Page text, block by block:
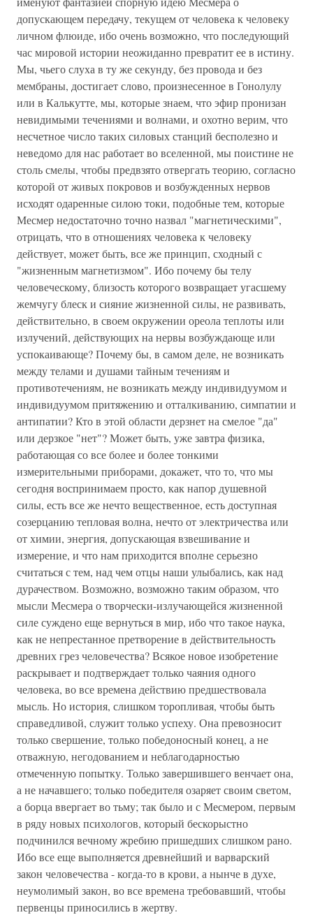
допускающем передачу, текущем от человека к человеку
личном флюиде, ибо очень возможно, что последующий
час мировой истории неожиданно превратит ее в истину.
Мы, чьего слуха в ту же секунду, без провода и без
мембраны, достигает слово, произнесенное в Гонолулу
или в Калькутте, мы, которые знаем, что эфир пронизан
невидимыми течениями и волнами, и охотно верим, что
несчетное число таких силовых станций бесполезно и
неведомо для нас работает во вселенной, мы поистине не
столь смелы, чтобы предвзято отвергать теорию, согласно
которой от живых покровов и возбужденных нервов
исходят одаренные силою токи, подобные тем, которые
Месмер недостаточно точно назвал "магнетическими",
отрицать, что в отношениях человека к человеку
действует, может быть, все же принцип, сходный с
"жизненным магнетизмом". Ибо почему бы телу
человеческому, близость которого возвращает угасшему
жемчугу блеск и сияние жизненной силы, не развивать,
действительно, в своем окружении ореола теплоты или
излучений, действующих на нервы возбуждающе или
успокаивающе? Почему бы, в самом деле, не возникать
между телами и душами тайным течениям и
противотечениям, не возникать между индивидуумом и
индивидуумом притяжению и отталкиванию, симпатии и
антипатии? Кто в этой области дерзнет на смелое "да"
или дерзкое "нет"? Может быть, уже завтра физика,
работающая со все более и более тонкими
измерительными приборами, докажет, что то, что мы
сегодня воспринимаем просто, как напор душевной
силы, есть все же нечто вещественное, есть доступная
созерцанию тепловая волна, нечто от электричества или
от химии, энергия, допускающая взвешивание и
измерение, и что нам приходится вполне серьезно
считаться с тем, над чем отцы наши улыбались, как над
дурачеством. Возможно, возможно таким образом, что
мысли Месмера о творчески-излучающейся жизненной
силе суждено еще вернуться в мир, ибо что такое наука,
как не непрестанное претворение в действительность
древних грез человечества? Всякое новое изобретение
раскрывает и подтверждает только чаяния одного
человека, во все времена действию предшествовала
мысль. Но история, слишком торопливая, чтобы быть
справедливой, служит только успеху. Она превозносит
только свершение, только победоносный конец, а не
отважную, негодованием и неблагодарностью
отмеченную попытку. Только завершившего венчает она,
а не начавшего; только победителя озаряет своим светом,
а борца ввергает во тьму; так было и с Месмером, первым
в ряду новых психологов, который бескорыстно
подчинился вечному жребию пришедших слишком рано.
Ибо все еще выполняется древнейший и варварский
закон человечества - когда-то в крови, а нынче в духе,
неумолимый закон, во все времена требовавший, чтобы
первенцы приносились в жертву.